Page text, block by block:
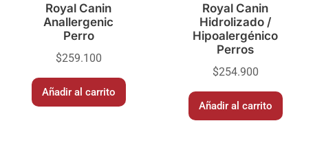
Royal Canin
Anallergenic
Perro
$259.100
Añadir al carrito
Royal Canin
Hidrolizado /
Hipoalergénico
Perros
$254.900
Añadir al carrito